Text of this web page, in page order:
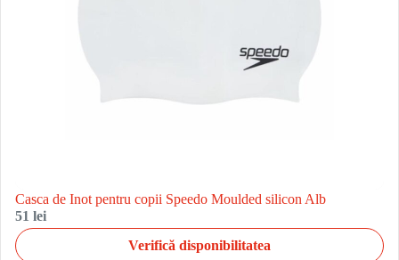
Casca de Inot pentru copii Speedo Moulded silicon Alb
51 lei
Verifică disponibilitatea